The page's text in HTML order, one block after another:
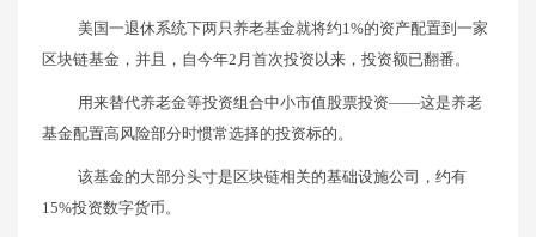
美国一退休系统下两只养老基金就将约1%的资产配置到一家
区块链基金，并且，自今年2月首次投资以来，投资额已翻番。
用来替代养老金等投资组合中小市值股票投资——这是养老
基金配置高风险部分时惯常选择的投资标的。
该基金的大部分头寸是区块链相关的基础设施公司，约有
15%投资数字货币。